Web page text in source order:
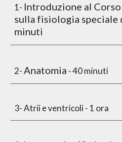
1- Introduzione al
sulla fisiologia speciale
minuti
2-Anatomia - 40 minuti
3- Atrii e ventricoli - 1 ora